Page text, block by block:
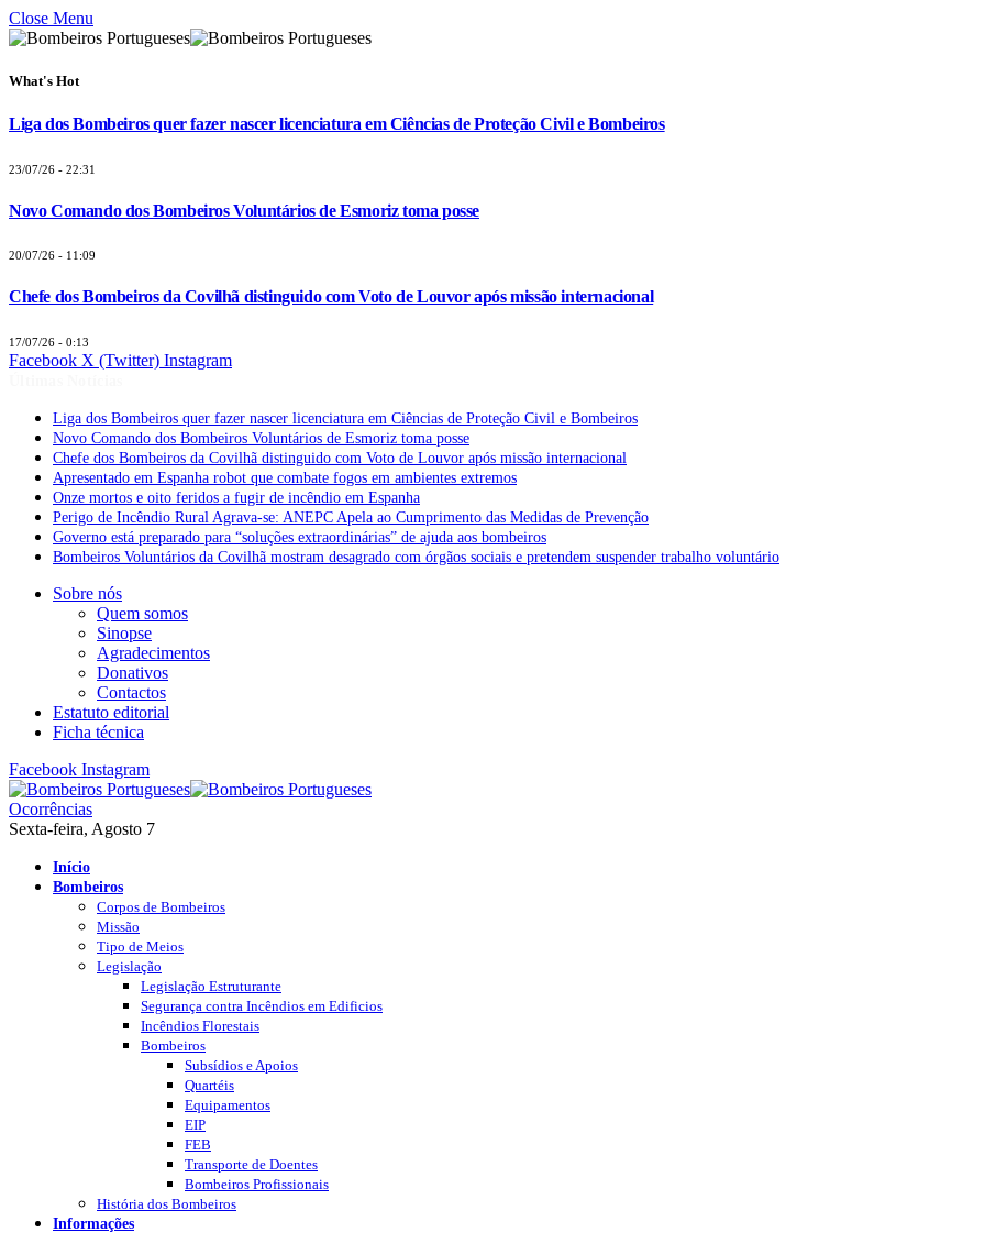
Close Menu
What's Hot
Liga dos Bombeiros quer fazer nascer licenciatura em Ciências de Proteção Civil e Bombeiros
23/07/26 - 22:31
Novo Comando dos Bombeiros Voluntários de Esmoriz toma posse
20/07/26 - 11:09
Chefe dos Bombeiros da Covilhã distinguido com Voto de Louvor após missão internacional
17/07/26 - 0:13
Facebook X (Twitter) Instagram
Liga dos Bombeiros quer fazer nascer licenciatura em Ciências de Proteção Civil e Bombeiros
Novo Comando dos Bombeiros Voluntários de Esmoriz toma posse
Chefe dos Bombeiros da Covilhã distinguido com Voto de Louvor após missão internacional
Apresentado em Espanha robot que combate fogos em ambientes extremos
Onze mortos e oito feridos a fugir de incêndio em Espanha
Perigo de Incêndio Rural Agrava-se: ANEPC Apela ao Cumprimento das Medidas de Prevenção
Governo está preparado para “soluções extraordinárias” de ajuda aos bombeiros
Bombeiros Voluntários da Covilhã mostram desagrado com órgãos sociais e pretendem suspender trabalho voluntário
Sobre nós
Quem somos
Sinopse
Agradecimentos
Donativos
Contactos
Estatuto editorial
Ficha técnica
Facebook Instagram
Ocorrências
Sexta-feira, Agosto 7
Início
Bombeiros
Corpos de Bombeiros
Missão
Tipo de Meios
Legislação
Legislação Estruturante
Segurança contra Incêndios em Edificios
Incêndios Florestais
Bombeiros
Subsídios e Apoios
Quartéis
Equipamentos
EIP
FEB
Transporte de Doentes
Bombeiros Profissionais
História dos Bombeiros
Informações